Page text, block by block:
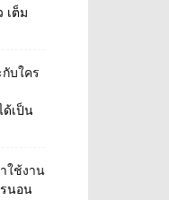
เต็ม
บใคร
ด้เป็น
ใช้งาน
นอน